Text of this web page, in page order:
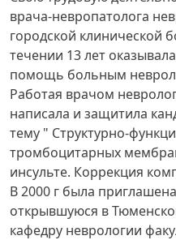
врача-невропатолога
городской клинической
течении 13 лет
помощь больным
Работая врачом
написала и защитила
тему " Структурно-
тромбоцитарных
инсульте. Коррекция
В 2000 г была
открывшуюся в
кафедру неврологии